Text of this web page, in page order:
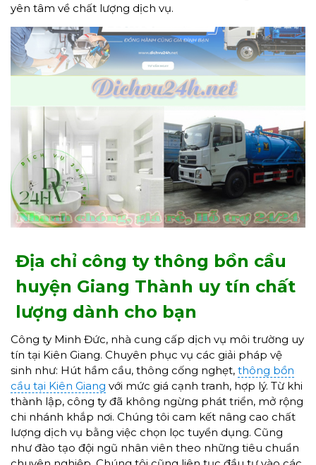
yên tâm về chất lượng dịch vụ.
Địa chỉ công ty thông bồn cầu
huyện Giang Thành uy tín chất
lượng dành cho bạn
Công ty Minh Đức, nhà cung cấp dịch vụ môi trường uy
tín tại Kiên Giang. Chuyên phục vụ các giải pháp vệ
sinh như: Hút hầm cầu, thông cống nghẹt, thông bồn
cầu tại Kiên Giang với mức giá cạnh tranh, hợp lý. Từ khi
thành lập, công ty đã không ngừng phát triển, mở rộng
chi nhánh khắp nơi. Chúng tôi cam kết nâng cao chất
lượng dịch vụ bằng việc chọn lọc tuyển dụng. Cũng
như đào tạo đội ngũ nhân viên theo những tiêu chuẩn